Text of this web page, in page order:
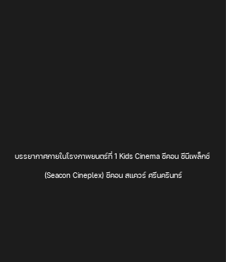
บรรยากาศภายในโรงภาพยนตร์ที่ 1 Kids Cinema ซีคอน ซีนีเพล็กซ์
(Seacon Cineplex) ซีคอน สแควร์ ศรีนครินทร์